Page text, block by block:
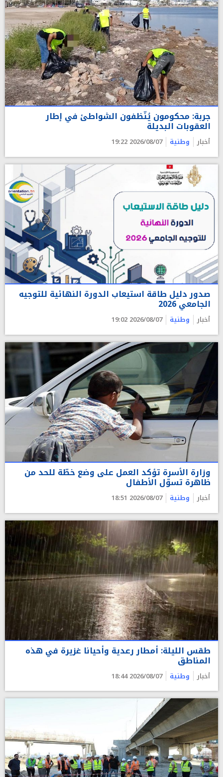
جربة: محكومون يُنّظفون الشواطئ في إطار
العقوبات البديلة
أخبار وطنية 2026/08/07 19:22
صدور دليل طاقة استيعاب الدورة النهائية للتوجيه
الجامعي 2026
أخبار وطنية 2026/08/07 19:02
وزارة الأسرة تؤكد العمل على وضع خطّة للحد من
ظاهرة تسوّل الأطفال
أخبار وطنية 2026/08/07 18:51
طقس الليلة: أمطار رعدية وأحيانا غزيرة في هذه
المناطق
أخبار وطنية 2026/08/07 18:44